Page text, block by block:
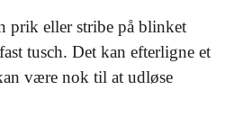
prik eller stribe på blinket
tusch. Det kan efterligne et
være nok til at udløse